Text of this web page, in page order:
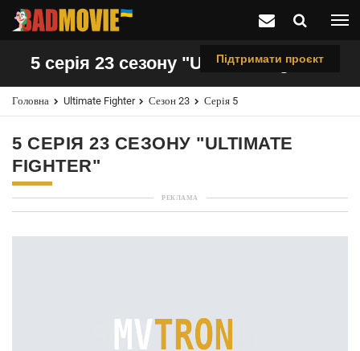
Підтримати проєкт
5 серія 23 сезону "Ultimate Fighter"
Головна Ultimate Fighter Сезон 23 Серія 5
5 СЕРІЯ 23 СЕЗОНУ "ULTIMATE
FIGHTER"
РЕКЛАМА